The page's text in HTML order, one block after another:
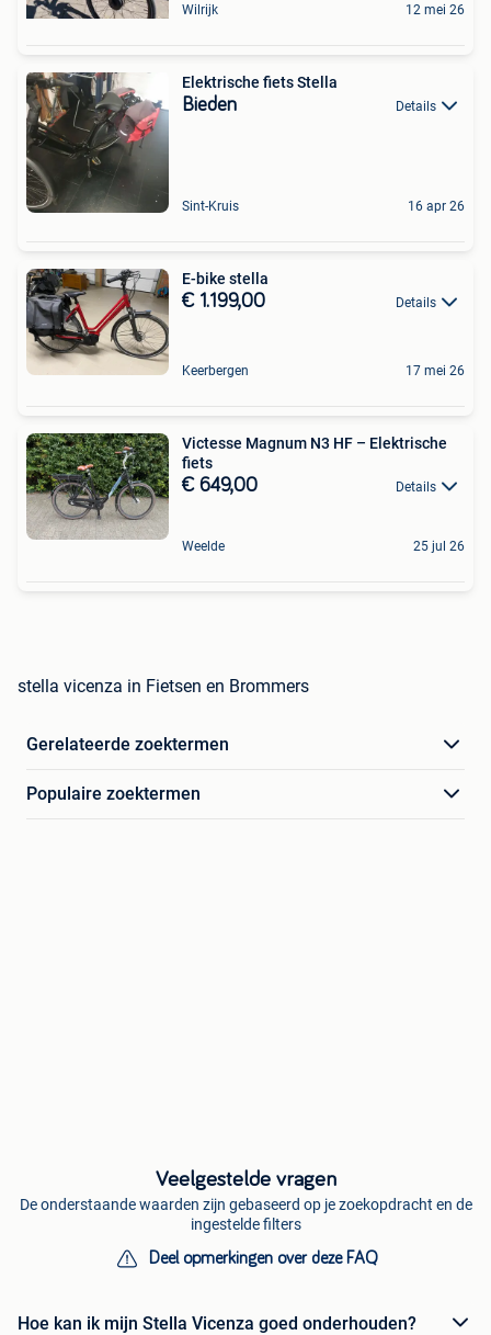
Wilrijk 12 mei 26
Elektrische fiets Stella
Bieden Details
Sint-Kruis 16 apr 26
E-bike stella
€ 1.199,00 Details
Keerbergen 17 mei 26
Victesse Magnum N3 HF – Elektrische
fiets
€ 649,00 Details
Weelde 25 jul 26
stella vicenza in Fietsen en Brommers
Gerelateerde zoektermen
Populaire zoektermen
Veelgestelde vragen
De onderstaande waarden zijn gebaseerd op je zoekopdracht en de
ingestelde filters
Deel opmerkingen over deze FAQ
Hoe kan ik mijn Stella Vicenza goed onderhouden?